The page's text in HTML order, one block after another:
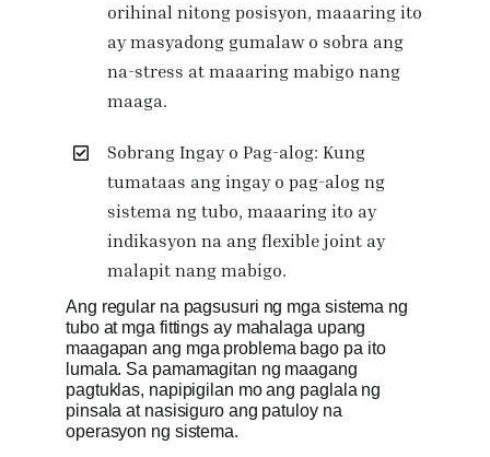
orihinal nitong posisyon, maaaring ito
ay masyadong gumalaw o sobra ang
na-stress at maaaring mabigo nang
maaga.
Sobrang Ingay o Pag-alog: Kung
tumataas ang ingay o pag-alog ng
sistema ng tubo, maaaring ito ay
indikasyon na ang flexible joint ay
malapit nang mabigo.
Ang regular na pagsusuri ng mga sistema ng
tubo at mga fittings ay mahalaga upang
maagapan ang mga problema bago pa ito
lumala. Sa pamamagitan ng maagang
pagtuklas, napipigilan mo ang paglala ng
pinsala at nasisiguro ang patuloy na
operasyon ng sistema.